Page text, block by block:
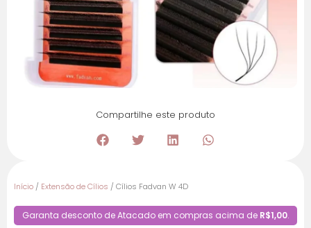
Compartilhe este produto
Início / Extensão de Cílios / Cílios Fadvan W 4D
Garanta desconto de Atacado em compras acima de R$1,00.